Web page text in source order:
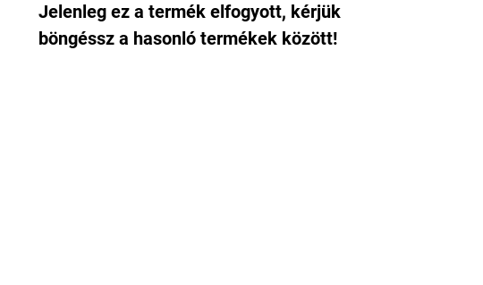
Jelenleg ez a termék elfogyott, kérjük
böngéssz a hasonló termékek között!